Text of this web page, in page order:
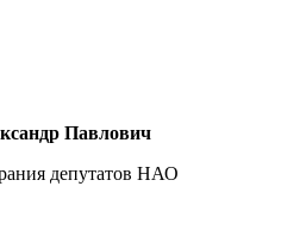
Павлович
депутатов НАО